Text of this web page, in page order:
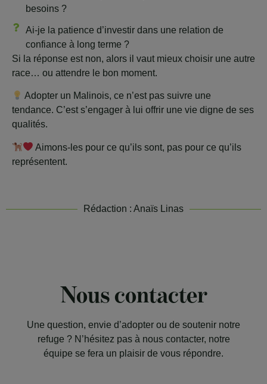
besoins ?
Ai-je la patience d’investir dans une relation de
confiance à long terme ?
Si la réponse est non, alors il vaut mieux choisir une autre
race… ou attendre le bon moment.
Adopter un Malinois, ce n’est pas suivre une
tendance. C’est s’engager à lui offrir une vie digne de ses
qualités.
Aimons-les pour ce qu’ils sont, pas pour ce qu’ils
représentent.
Rédaction : Anaïs Linas
Nous contacter
Une question, envie d’adopter ou de soutenir notre
refuge ? N’hésitez pas à nous contacter, notre
équipe se fera un plaisir de vous répondre.